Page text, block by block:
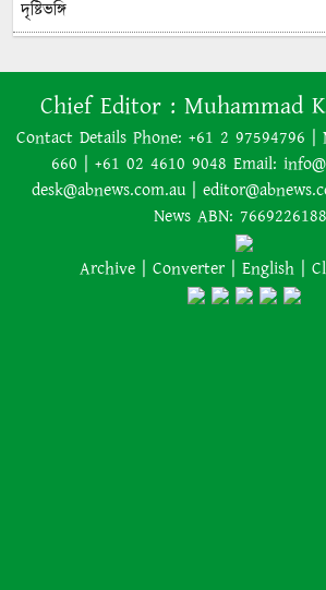
অক্টোপাস পলের
অস্ট্রেলিয়াকে ২-০
যুক্তরাষ্ট্র
জন্য এক
কোস্টে সাড়ে
বিশাল আবাসন
হাসিনার নির্দেশে
আহমদকে গুম করা
Chief Editor : Muhammad
Contact Details Phone: +61 2 97594796 |
660 | +61 02 4610 9048 Email:
desk@abnews.com.au |
News ABN:
Archive | Converter | English |